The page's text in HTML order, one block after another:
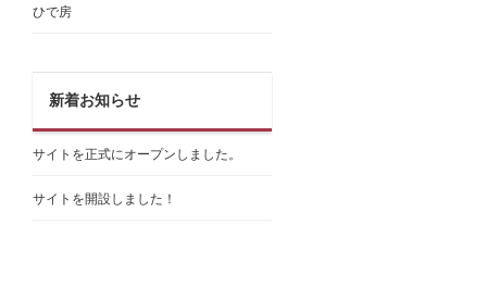
ひで房
新着お知らせ
サイトを正式にオープンしました。
サイトを開設しました！